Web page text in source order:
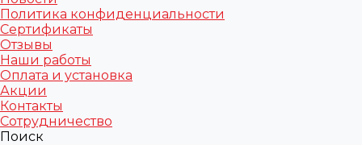
Политика конфиденциальности
Сертификаты
Отзывы
Наши работы
Оплата и установка
Акции
Контакты
Сотрудничество
Поиск